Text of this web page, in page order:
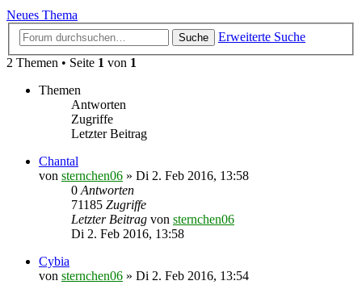
Neues Thema
Suche
Erweiterte Suche
2 Themen • Seite 1 von 1
Themen
Antworten
Zugriffe
Letzter Beitrag
Chantal
von sternchen06 » Di 2. Feb 2016, 13:58
0 Antworten
71185 Zugriffe
Letzter Beitrag von sternchen06
Di 2. Feb 2016, 13:58
Cybia
von sternchen06 » Di 2. Feb 2016, 13:54